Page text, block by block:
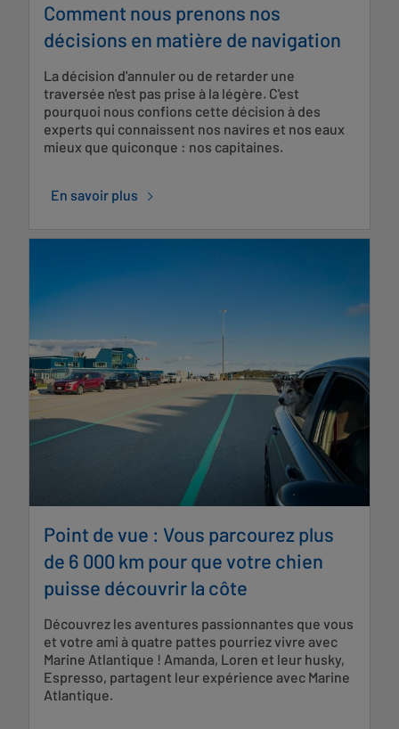
Comment nous prenons nos
décisions en matière de navigation
La décision d'annuler ou de retarder une
traversée n'est pas prise à la légère. C'est
pourquoi nous confions cette décision à des
experts qui connaissent nos navires et nos eaux
mieux que quiconque : nos capitaines.
En savoir plus
Point de vue : Vous parcourez plus
de 6 000 km pour que votre chien
puisse découvrir la côte
Découvrez les aventures passionnantes que vous
et votre ami à quatre pattes pourriez vivre avec
Marine Atlantique ! Amanda, Loren et leur husky,
Espresso, partagent leur expérience avec Marine
Atlantique.